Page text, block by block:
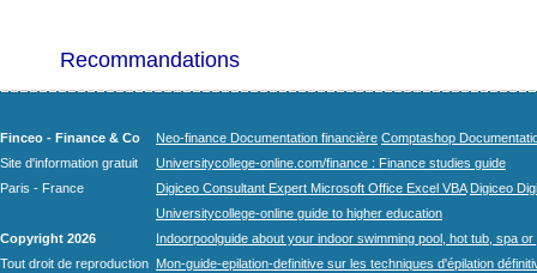
Recommandations
Finceo - Finance & Co
Site d'information gratuit
Paris - France
Copyright 2026
Tout droit de reproduction
Neo-finance Documentation financière Comptashop
Universitycollege-online.com/finance : Finance studies guide
Digiceo Consultant Expert Microsoft Office Excel VBA Digiceo
Universitycollege-online guide to higher education
Indoorpoolguide about your indoor swimming pool, hot tub, spa
Mon-guide-epilation-definitive sur les techniques d'épilation